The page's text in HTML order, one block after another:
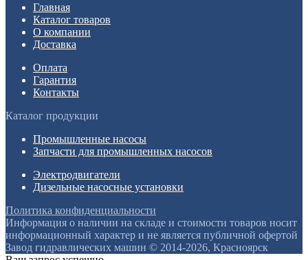
Главная
Каталог товаров
О компании
Доставка
Оплата
Гарантия
Контакты
Каталог продукции
Промышленные насосы
Запчасти для промышленных насосов
Электродвигатели
Дизельные насосные установки
Политика конфиденциальности
Информация о наличии на складе и стоимости товаров носит
информационный характер и не является публичной офертой
Завод гидравлических машин © 2014-2026, Красноярск